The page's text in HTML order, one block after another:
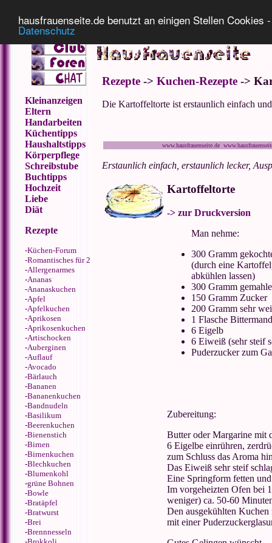
hausfrauenseite.de benutzt an einigen Stellen
Datenschutz
Kleinanzeigen
Eltern
Handarbeiten
Küchentipps
Haushaltstipps
Körperpflege
Schreibstube
Buchtipps
Hochzeit
Liebe
Diät
Rezepte
-Küchen-Forum
-Romantisches für 2
-Allergenarmes
-Ananas
-Ananaskuchen
-Apfel
-Apfelkuchen
-Aprikosen
-Aprikosenkuchen
-Artischocken
-Auberginen
-Auflauf
-Avocado
-Bärlauch
-Bananen
-Bananenkuchen
-Bandnudeln
-Basilikum
-Beerenkuchen
-Bienenstich
-Birnen
-Birnenkuchen
-Blechkuchen
-Blumenkohl
-grüne Bohnen
-Bowle
-Bratäpfel
-Bratwurst
-Brei
-Brennnesseln
Rezepte -> Kuchen-Rezepte ->
Die Kartoffeltorte ist erstaunlich einfach
www.hausfrauenseite.de
Erstaunlich einfach, erstaunlich lecker,
Kartoffeltorte
-> zur Druckversion
Man nehme:
300 Gramm
(durch eine
abkühlen lassen)
300 Gramm
150 Gramm Zucker
200 Gramm sehr
1 Flasche
6 Eigelb
6 Eiweiß (sehr steif
Puderzucker zum
Zubereitung:
Butter oder Margarine mit
6 Eigelbe einrühren,
zum Schluss das Aroma
Das Eiweiß sehr steif
Eine Springform fetten
Im vorgeheizten Ofen bei
weniger) ca. 50-60
Den ausgekühlten Kuchen
mit einer